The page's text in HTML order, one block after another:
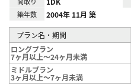
築年数 2004年 11月 築
プラン名・期間
ロングプラン
7ヶ月以上～24ヶ月未満
ミドルプラン
3ヶ月以上～7ヶ月未満